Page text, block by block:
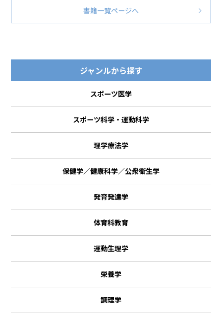
書籍一覧ページへ
ジャンルから探す
スポーツ医学
スポーツ科学・運動科学
理学療法学
保健学／健康科学／公衆衛生学
発育発達学
体育科教育
運動生理学
栄養学
調理学